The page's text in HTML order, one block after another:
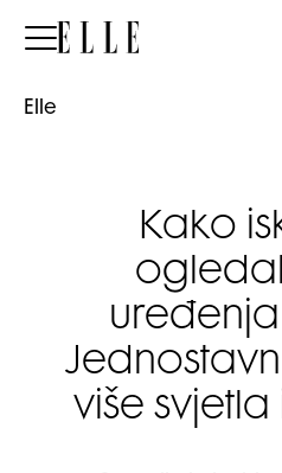
Elle
Elle
Kako
više